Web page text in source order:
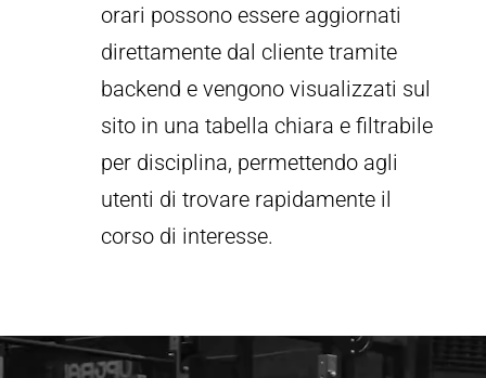
orari possono essere aggiornati
direttamente dal cliente tramite
backend e vengono visualizzati sul
sito in una tabella chiara e filtrabile
per disciplina, permettendo agli
utenti di trovare rapidamente il
corso di interesse.
Video